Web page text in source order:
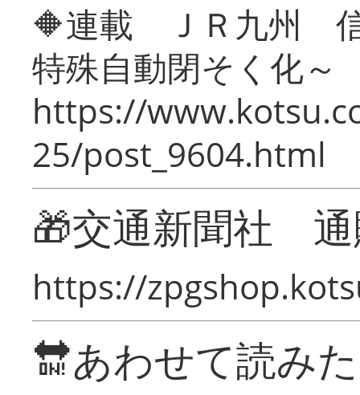
🔶連載 ＪＲ九州 信
特殊自動閉そく化～
https://
25/post_9604.html
🎁交通新聞社
https://
🔛あわせて読み